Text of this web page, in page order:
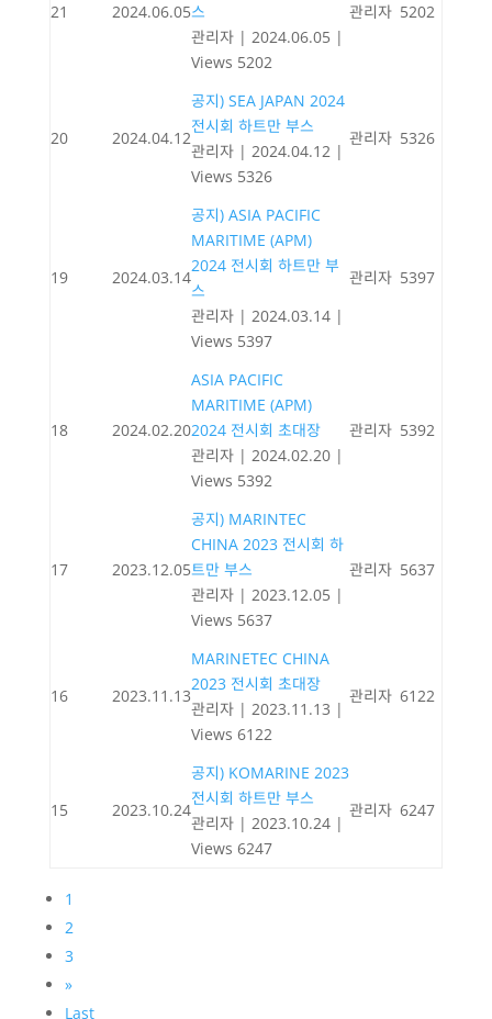
21 2024.06.05스
관리자 | 2024.06.05 |
Views 5202
관리자 5202
20 2024.04.12
공지) SEA JAPAN 2024
전시회 하트만 부스
관리자 | 2024.04.12 |
Views 5326
관리자 5326
19 2024.03.14
공지) ASIA PACIFIC
MARITIME (APM)
2024 전시회 하트만 부
스
관리자 | 2024.03.14 |
Views 5397
관리자 5397
18 2024.02.20
ASIA PACIFIC
MARITIME (APM)
2024 전시회 초대장
관리자 | 2024.02.20 |
Views 5392
관리자 5392
17 2023.12.05
공지) MARINTEC
CHINA 2023 전시회 하
트만 부스
관리자 | 2023.12.05 |
Views 5637
관리자 5637
16 2023.11.13
MARINETEC CHINA
2023 전시회 초대장
관리자 | 2023.11.13 |
Views 6122
관리자 6122
15 2023.10.24
공지) KOMARINE 2023
전시회 하트만 부스
관리자 | 2023.10.24 |
Views 6247
관리자 6247
1
2
3
»
Last